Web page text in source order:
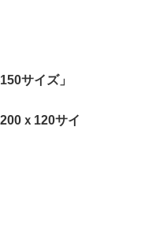
サイズ」
ｘ120サイ